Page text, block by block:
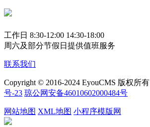
工作日 8:30-12:00 14:30-18:00
周六及部分节假日提供值班服务
联系我们
Copyright © 2016-2024 EyouCMS 版权所有
号-23 琼公网安备46010602000484号
网站地图 XML地图 小程序模版网